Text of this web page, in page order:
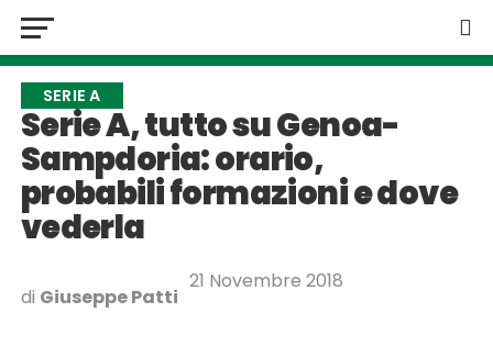
SERIE A
Serie A, tutto su Genoa-
Sampdoria: orario,
probabili formazioni e dove
vederla
di Giuseppe Patti
21 Novembre 2018